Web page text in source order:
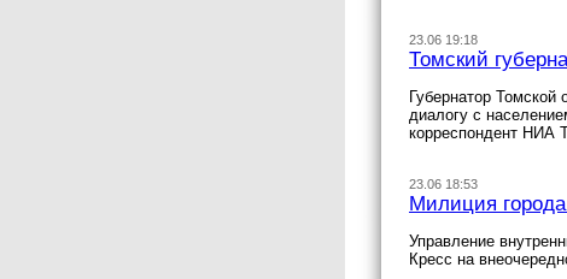
23.06 19:18
Томский
Губернатор
диалогу с
корреспондент НИА
23.06 18:53
Милиция
Управление
Кресс на